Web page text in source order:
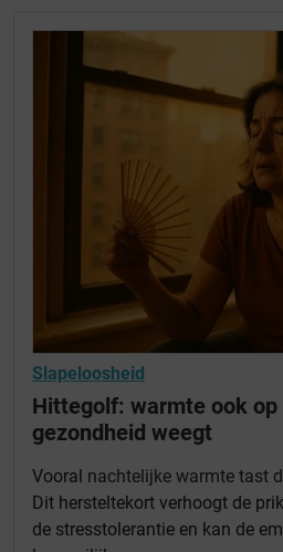
Slapeloosheid
Hittegolf: warmte ook
gezondheid weegt
Vooral nachtelijke warmte tast
Dit hersteltekort verhoogt de
de stresstolerantie en kan de